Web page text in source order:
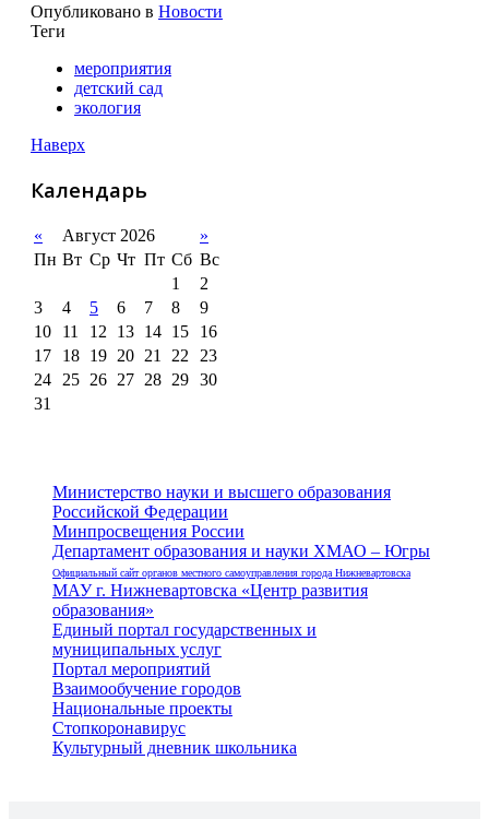
Опубликовано в Новости
Теги
мероприятия
детский сад
экология
Наверх
Календарь
« Август 2026
»
Пн Вт Ср Чт Пт Сб Вс
1
2
3
4 5 6 7 8
9
10
11 12 13 14 15
16
17
18 19 20 21 22
23
24
25 26 27 28 29 30
31
Министерство науки и высшего образования
Российской Федерации
Минпросвещения России
Департамент образования и науки ХМАО – Югры
Официальный сайт органов местного самоуправления города Нижневартовска
МАУ г. Нижневартовска «Центр развития
образования»
Единый портал государственных и
муниципальных услуг
Портал мероприятий
Взаимообучение городов
Национальные проекты
Стопкоронавирус
Культурный дневник школьника